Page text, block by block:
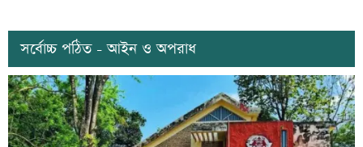
সর্বোচ্চ পঠিত - আইন ও অপরাধ